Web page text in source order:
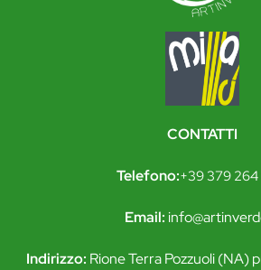
CONTATTI
Telefono:+39 379 264
Email: i
Indirizzo: Rione Terra Pozzuoli (NA)